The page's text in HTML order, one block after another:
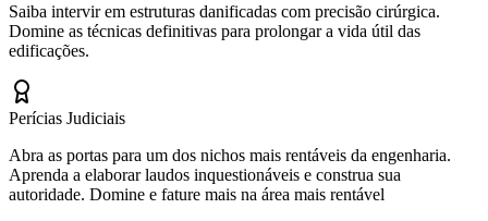
Saiba intervir em estruturas danificadas com precisão cirúrgica.
Domine as técnicas definitivas para prolongar a vida útil das
edificações.
Perícias Judiciais
Abra as portas para um dos nichos mais rentáveis da engenharia.
Aprenda a elaborar laudos inquestionáveis e construa sua
autoridade. Domine e fature mais na área mais rentável